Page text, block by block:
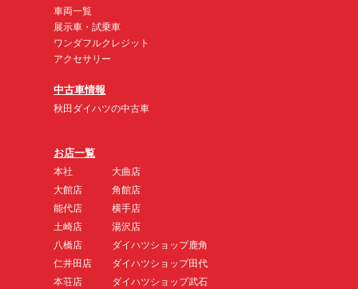
車両一覧
展示車・試乗車
ワンダフルクレジット
アクセサリー
中古車情報
秋田ダイハツの中古車
お店一覧
本社
大館店
能代店
土崎店
八橋店
仁井田店
本荘店
大曲店
角館店
横手店
湯沢店
ダイハツショップ鹿角
ダイハツショップ田代
ダイハツショップ武石